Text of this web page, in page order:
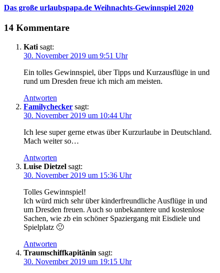
Das große urlaubspapa.de Weihnachts-Gewinnspiel 2020
14 Kommentare
Kati sagt:
30. November 2019 um 9:51 Uhr
Ein tolles Gewinnspiel, über Tipps und Kurzausflüge in und
rund um Dresden freue ich mich am meisten.
Antworten
Familychecker sagt:
30. November 2019 um 10:44 Uhr
Ich lese super gerne etwas über Kurzurlaube in Deutschland.
Mach weiter so…
Antworten
Luise Dietzel sagt:
30. November 2019 um 15:36 Uhr
Tolles Gewinnspiel!
Ich würd mich sehr über kinderfreundliche Ausflüge in und
um Dresden freuen. Auch so unbekanntere und kostenlose
Sachen, wie zb ein schöner Spaziergang mit Eisdiele und
Spielplatz 🙂
Antworten
Traumschiffkapitänin sagt:
30. November 2019 um 19:15 Uhr